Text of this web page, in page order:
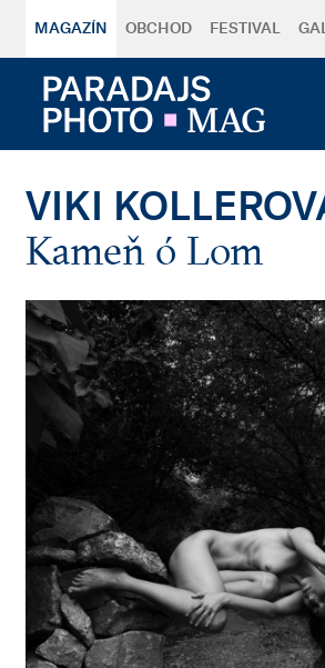
MAGAZÍN OBCHOD FESTIVAL
VIKI
Kameň ó Lom